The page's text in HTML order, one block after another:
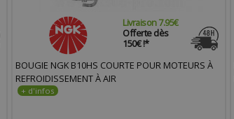
Livraison 7.95€
Offerte dès
150€ !*
BOUGIE NGK B10HS COURTE POUR MOTEURS À
REFROIDISSEMENT À AIR